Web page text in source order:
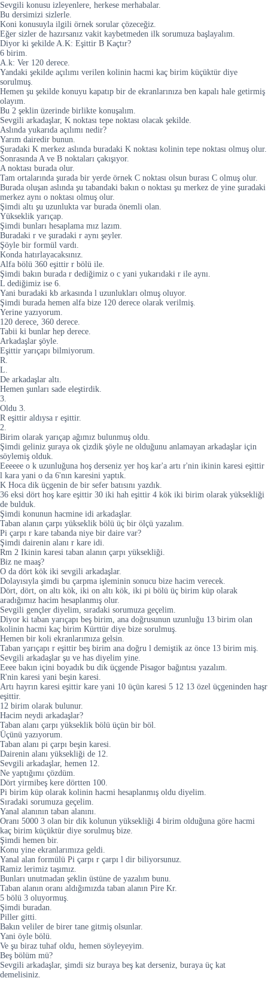
Sevgili konusu izleyenlere, herkese merhabalar.
Bu dersimizi sizlerle.
Koni konusuyla ilgili örnek sorular çözeceğiz.
Eğer sizler de hazırsanız vakit kaybetmeden ilk sorumuza başlayalım.
Diyor ki şekilde A.K: Eşittir B Kaçtır?
6 birim.
A.k: Ver 120 derece.
Yandaki şekilde açılımı verilen kolinin hacmi kaç birim küçüktür diye
sorulmuş.
Hemen şu şekilde konuyu kapatıp bir de ekranlarınıza ben kapalı hale getirmiş
olayım.
Bu 2 şeklin üzerinde birlikte konuşalım.
Sevgili arkadaşlar, K noktası tepe noktası olacak şekilde.
Aslında yukarıda açılımı nedir?
Yarım dairedir bunun.
Şuradaki K merkez aslında buradaki K noktası kolinin tepe noktası olmuş olur.
Sonrasında A ve B noktaları çakışıyor.
A noktası burada olur.
Tam ortalarında şurada bir yerde örnek C noktası olsun burası C olmuş olur.
Burada oluşan aslında şu tabandaki bakın o noktası şu merkez de yine şuradaki
merkez aynı o noktası olmuş olur.
Şimdi altı şu uzunlukta var burada önemli olan.
Yükseklik yarıçap.
Şimdi bunları hesaplama mız lazım.
Buradaki r ve şuradaki r aynı şeyler.
Şöyle bir formül vardı.
Konda hatırlayacaksınız.
Alfa bölü 360 eşittir r bölü ile.
Şimdi bakın burada r dediğimiz o c yani yukarıdaki r ile aynı.
L dediğimiz ise 6.
Yani buradaki kb arkasında l uzunlukları olmuş oluyor.
Şimdi burada hemen alfa bize 120 derece olarak verilmiş.
Yerine yazıyorum.
120 derece, 360 derece.
Tabii ki bunlar hep derece.
Arkadaşlar şöyle.
Eşittir yarıçapı bilmiyorum.
R.
L.
De arkadaşlar altı.
Hemen şunları sade eleştirdik.
3.
Oldu 3.
R eşittir aldıysa r eşittir.
2.
Birim olarak yarıçap ağımız bulunmuş oldu.
Şimdi geliniz şuraya ok çizdik şöyle ne olduğunu anlamayan arkadaşlar için
söylemiş olduk.
Eeeeee o k uzunluğuna hoş derseniz yer hoş kar'a artı r'nin ikinin karesi eşittir
l kara yani o da 6'nın karesini yaptık.
K Hoca dik üçgenin de bir sefer batısını yazdık.
36 eksi dört hoş kare eşittir 30 iki hah eşittir 4 kök iki birim olarak yüksekliği
de bulduk.
Şimdi konunun hacmine idi arkadaşlar.
Taban alanın çarpı yükseklik bölü üç bir ölçü yazalım.
Pi çarpı r kare tabanda niye bir daire var?
Şimdi dairenin alanı r kare idi.
Rm 2 Ikinin karesi taban alanın çarpı yüksekliği.
Biz ne maaş?
O da dört kök iki sevgili arkadaşlar.
Dolayısıyla şimdi bu çarpma işleminin sonucu bize hacim verecek.
Dört, dört, on altı kök, iki on altı kök, iki pi bölü üç birim küp olarak
aradığımız hacim hesaplanmış olur.
Sevgili gençler diyelim, sıradaki sorumuza geçelim.
Diyor ki taban yarıçapı beş birim, ana doğrusunun uzunluğu 13 birim olan
kolinin hacmi kaç birim Kürttür diye bize sorulmuş.
Hemen bir koli ekranlarımıza gelsin.
Taban yarıçapı r eşittir beş birim ana doğru l demiştik az önce 13 birim miş.
Sevgili arkadaşlar şu ve has diyelim yine.
Eeee bakın içini boyadık bu dik üçgende Pisagor bağıntısı yazalım.
R'nin karesi yani beşin karesi.
Artı hayrın karesi eşittir kare yani 10 üçün karesi 5 12 13 özel üçgeninden haşr
eşittir.
12 birim olarak bulunur.
Hacim neydi arkadaşlar?
Taban alanı çarpı yükseklik bölü üçün bir böl.
Üçünü yazıyorum.
Taban alanı pi çarpı beşin karesi.
Dairenin alanı yüksekliği de 12.
Sevgili arkadaşlar, hemen 12.
Ne yaptığımı çözdüm.
Dört yirmibeş kere dörtten 100.
Pi birim küp olarak kolinin hacmi hesaplanmış oldu diyelim.
Sıradaki sorumuza geçelim.
Yanal alanının taban alanını.
Oranı 5000 3 olan bir dik kolunun yüksekliği 4 birim olduğuna göre hacmi
kaç birim küçüktür diye sorulmuş bize.
Şimdi hemen bir.
Konu yine ekranlarımıza geldi.
Yanal alan formülü Pi çarpı r çarpı l dir biliyorsunuz.
Ramiz lerimiz taşımız.
Bunları unutmadan şeklin üstüne de yazalım bunu.
Taban alanın oranı aldığımızda taban alanın Pire Kr.
5 bölü 3 oluyormuş.
Şimdi buradan.
Piller gitti.
Bakın veliler de birer tane gitmiş olsunlar.
Yani öyle bölü.
Ve şu biraz tuhaf oldu, hemen söyleyeyim.
Beş bölüm mü?
Sevgili arkadaşlar, şimdi siz buraya beş kat derseniz, buraya üç kat
demelisiniz.